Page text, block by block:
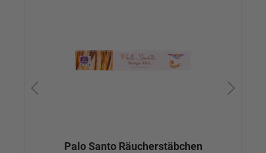
Palo Santo Räucherstäbchen